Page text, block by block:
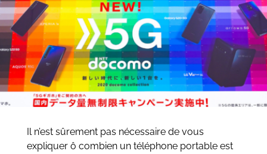
Il n’est sûrement pas nécessaire de vous
expliquer ô combien un téléphone portable est